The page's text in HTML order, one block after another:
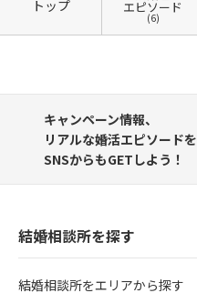
トップ エピソード
(6)
キャンペーン情報、
リアルな婚活エピソードを
SNSからもGETしよう！
結婚相談所を探す
結婚相談所をエリアから探す